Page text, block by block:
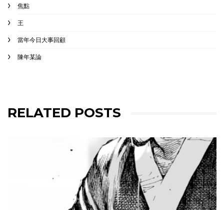
焦點
王
當年今日大事回顧
陳年某論
RELATED POSTS